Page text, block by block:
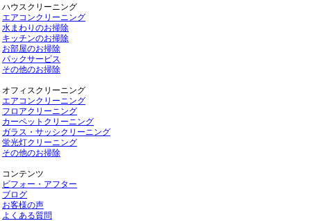
ハウスクリーニング
エアコンクリーニング
水まわりのお掃除
キッチンのお掃除
お部屋のお掃除
パックサービス
その他のお掃除
オフィスクリーニング
エアコンクリーニング
フロアクリーニング
カーペットクリーニング
ガラス・サッシクリーニング
蛍光灯クリーニング
その他のお掃除
コンテンツ
ビフォー・アフター
ブログ
お客様の声
よくある質問